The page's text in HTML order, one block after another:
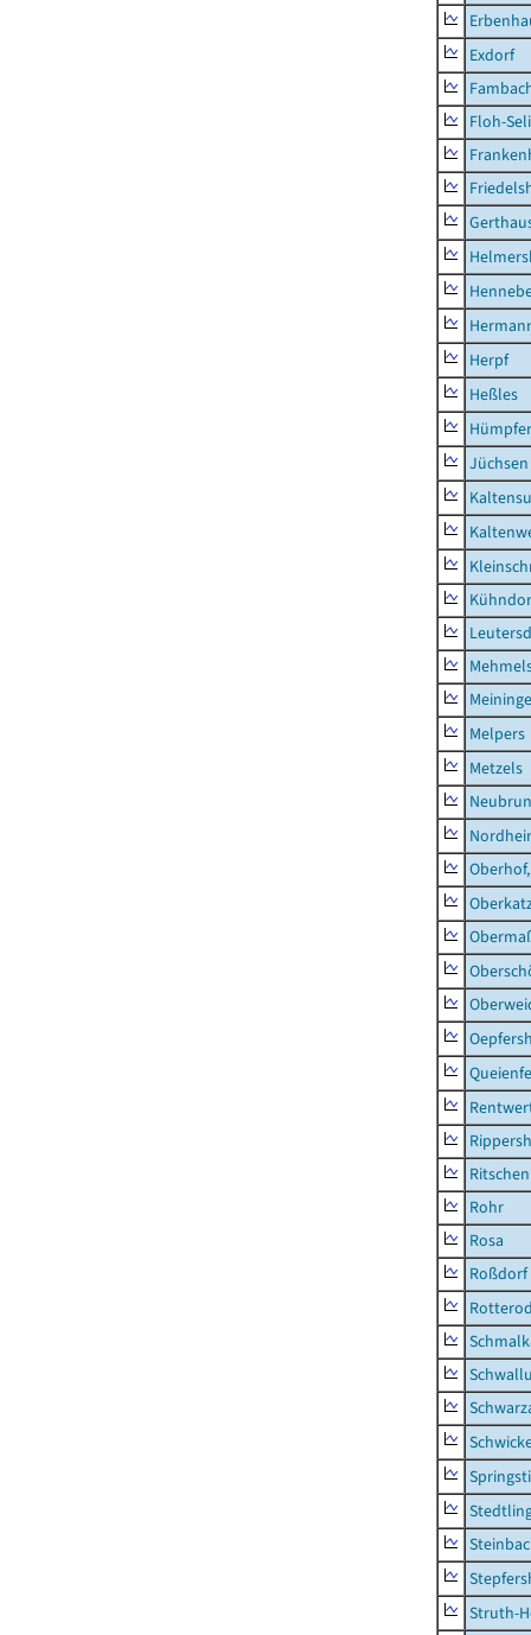
Exdorf
Floh-
Herpf
Heßles
Jüchsen
Melpers
Metzels
Rohr
Rosa
Roßdorf
Struth-